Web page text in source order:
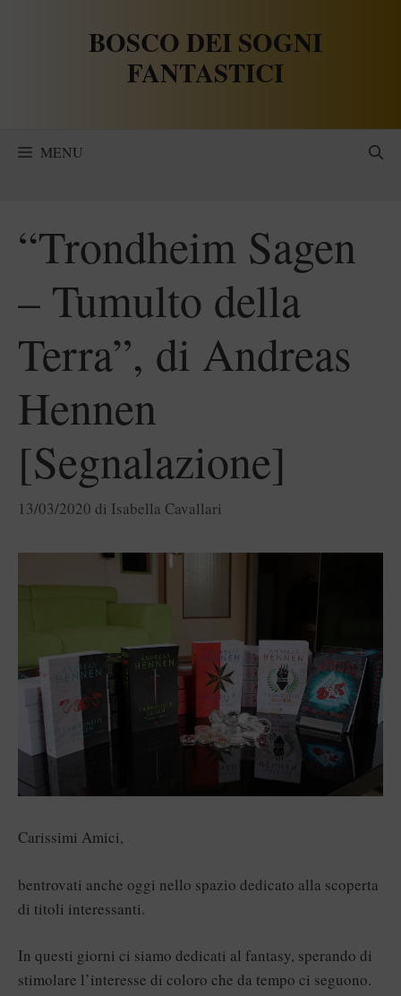
BOSCO DEI SOGNI
FANTASTICI
MENU
“Trondheim Sagen
– Tumulto della
Terra”, di Andreas
Hennen
[Segnalazione]
13/03/2020 di Isabella Cavallari
Carissimi Amici,
bentrovati anche oggi nello spazio dedicato alla scoperta
di titoli interessanti.
In questi giorni ci siamo dedicati al fantasy, sperando di
stimolare l’interesse di coloro che da tempo ci seguono.